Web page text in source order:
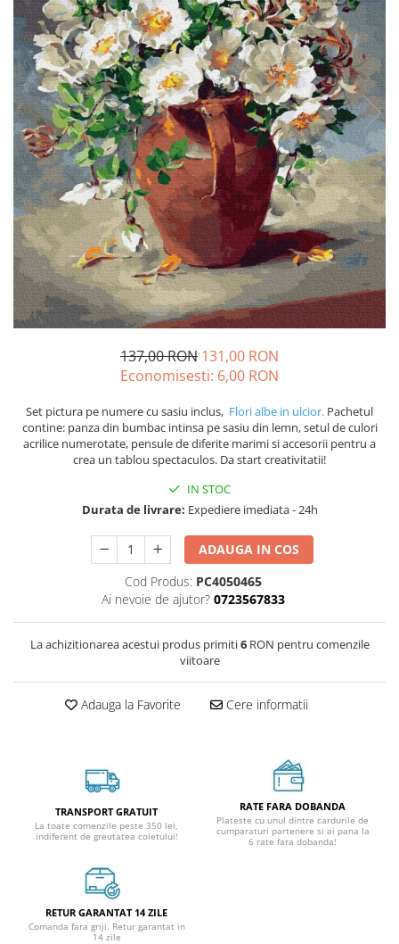
137,00 RON 131,00 RON
Economisesti: 6,00 RON
Set pictura pe numere cu sasiu inclus, Flori albe in ulcior. Pachetul
contine: panza din bumbac intinsa pe sasiu din lemn, setul de culori
acrilice numerotate, pensule de diferite marimi si accesorii pentru a
crea un tablou spectaculos. Da start creativitatii!
IN STOC
Durata de livrare: Expediere imediata - 24h
ADAUGA IN COS
Cod Produs: PC4050465
Ai nevoie de ajutor? 0723567833
La achizitionarea acestui produs primiti6RON pentru comenzile
viitoare
Adauga la Favorite Cere informatii
TRANSPORT GRATUIT
La toate comenzile peste 350 lei,
indiferent de greutatea coletului!
RATE FARA DOBANDA
Plateste cu unul dintre cardurile de
cumparaturi partenere si ai pana la
6 rate fara dobanda!
RETUR GARANTAT 14 ZILE
Comanda fara griji. Retur garantat in
14 zile